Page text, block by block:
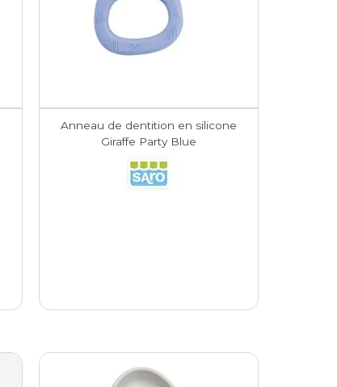
Anneau de dentition en silicone
Giraffe Party Blue